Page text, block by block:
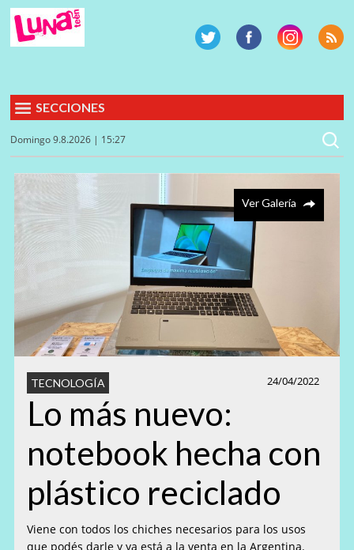
SECCIONES
Domingo 9.8.2026 | 15:27
Ver Galería
24/04/2022
TECNOLOGÍA
Lo más nuevo:
notebook hecha con
plástico reciclado
Viene con todos los chiches necesarios para los usos
que podés darle y ya está a la venta en la Argentina.